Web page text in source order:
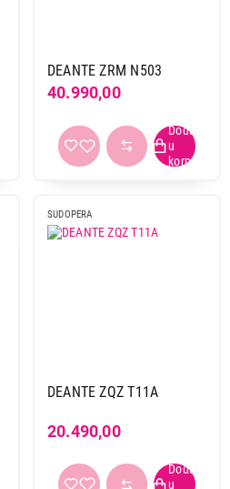
DEANTE ZRM N503
40.990,00
SUDOPERA
DEANTE ZQZ T11A
20.490,00